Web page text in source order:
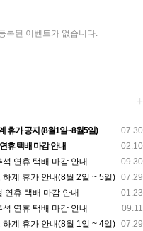
록된 이벤트가 없습니다.
+
07.30
휴가 공지 (8월1일~8월5일)
02.10
휴 택배 마감 안내
09.30
연휴 택배 마감 안내
07.29
계 휴가 안내(8월 2일 ~ 5일)
01.23
연휴 택배 마감 안내
09.11
연휴 택배 마감 안내
07.29
계 휴가 안내(8월 1일 ~ 4일)